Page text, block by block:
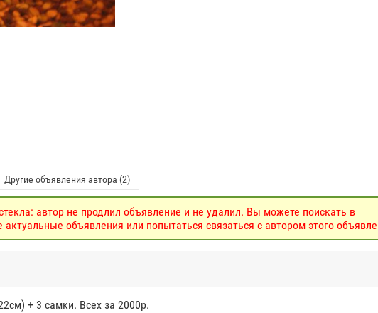
Другие объявления автора (2)
автор не продлил объявление и не удалил. Вы можете поискать в
объявления или попытаться связаться с автором этого
+ 3 самки. Всех за 2000р.